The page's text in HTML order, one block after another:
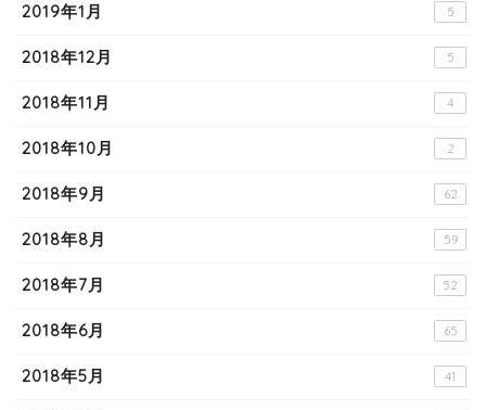
2019年1月 5
2018年12月 5
2018年11月 4
2018年10月 2
2018年9月 62
2018年8月 59
2018年7月 52
2018年6月 65
2018年5月 41